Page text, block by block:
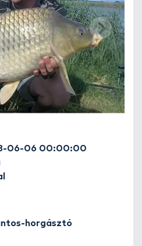
06-06 00:00:00
horgásztó